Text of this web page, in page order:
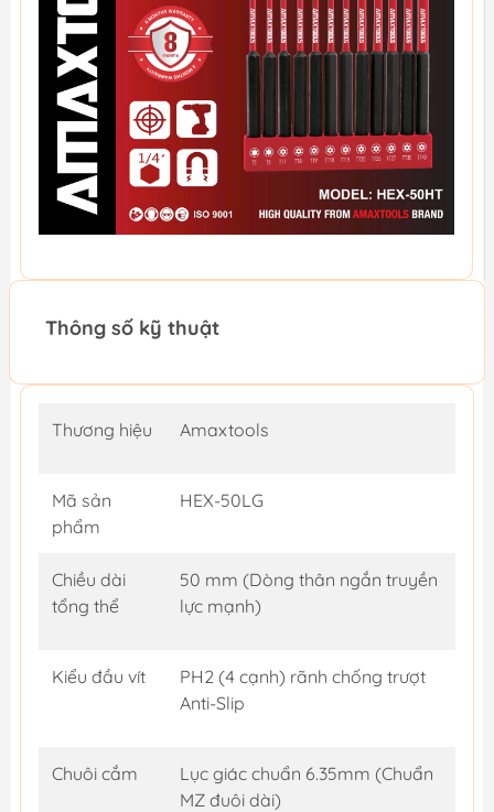
Thông số kỹ thuật
Thương hiệu Amaxtools
Mã sản
phẩm
HEX-50LG
Chiều dài
tổng thể
50 mm (Dòng thân ngắn truyền
lực mạnh)
Kiểu đầu vít
PH2 (4 cạnh) rãnh chống trượt
Anti-Slip
Chuôi cắm
Lục giác chuẩn 6.35mm (Chuẩn
MZ đuôi dài)